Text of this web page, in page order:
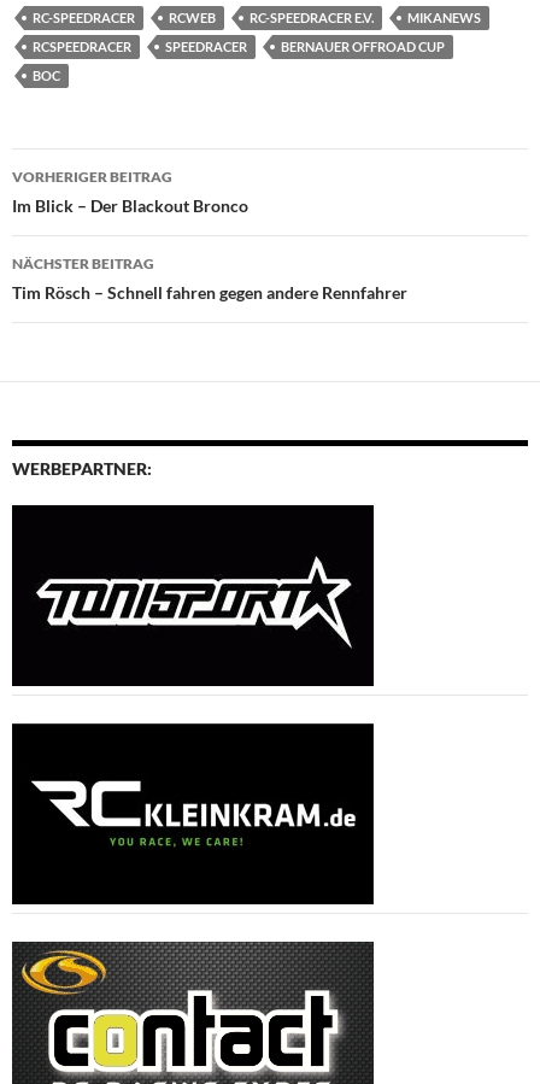
RC-SPEEDRACER RCWEB RC-SPEEDRACER E.V.
MIKANEWS
RCSPEEDRACER
SPEEDRACER
BERNAUER OFFROAD CUP
BOC
Beitragsnavigation
VORHERIGER BEITRAG
Im Blick – Der Blackout Bronco
NÄCHSTER BEITRAG
Tim Rösch – Schnell fahren gegen andere Rennfahrer
WERBEPARTNER: